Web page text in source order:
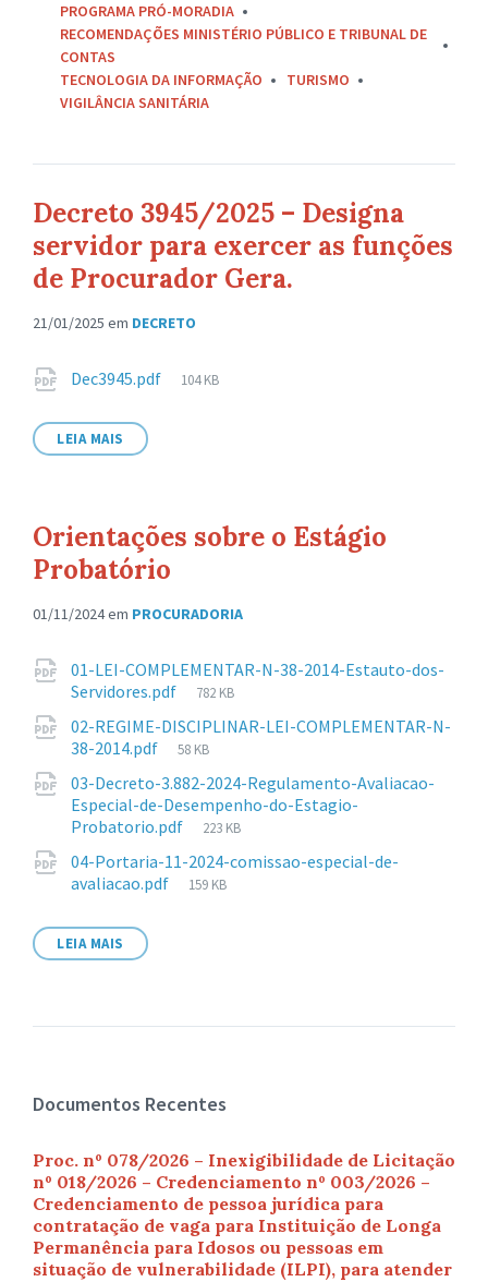
PROGRAMA PRÓ-MORADIA
RECOMENDAÇÕES MINISTÉRIO PÚBLICO E TRIBUNAL DE
CONTAS
TECNOLOGIA DA INFORMAÇÃO
TURISMO
VIGILÂNCIA SANITÁRIA
Decreto 3945/2025 – Designa
servidor para exercer as funções
de Procurador Gera.
21/01/2025 em DECRETO
Anexos
Dec3945.pdf
Tamanho
104 KB
LEIA MAIS
Orientações sobre o Estágio
Probatório
01/11/2024em PROCURADORIA
Anexos
01-LEI-COMPLEMENTAR-N-38-2014-Estauto-dos-
Servidores.pdf
Tamanho
arquivo:
782 KB
02-REGIME-DISCIPLINAR-LEI-COMPLEMENTAR-N-
38-2014.pdf
Tamanho
arquivo:
58 KB
03-Decreto-3.882-2024-Regulamento-Avaliacao-
Especial-de-Desempenho-do-Estagio-
Probatorio.pdf
Tamanho
arquivo:
223 KB
04-Portaria-11-2024-comissao-especial-de-
avaliacao.pdf
Tamanho
159 KB
LEIA MAIS
Documentos Recentes
Proc. nº 078/2026 – Inexigibilidade de Licitação
nº 018/2026 – Credenciamento nº 003/2026 –
Credenciamento de pessoa jurídica para
contratação de vaga para Instituição de Longa
Permanência para Idosos ou pessoas em
situação de vulnerabilidade (ILPI), para atender